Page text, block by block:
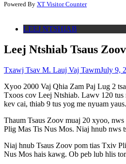
Powered By XT Visitor Counter
LEEJ NTSHIAB
Leej Ntshiab Tsaus
Txawj Tsav M. Lauj Vaj TawmJuly 9,
Xyoo 2000 Vaj Qhia Zam Paj Lug 2
Txoos cov Leej Ntshiab. Lawv 120
kev cai, thiab 9 tus yog me nyuam
Thaum Tsaus Zoov muaj 20 xyoo,
Plig Mas Tis Nus Mos. Niaj hnub nws
Niaj hnub Tsaus Zoov pom tias Txiv
Nus Mos hais kawg. Ob peb lub hlis